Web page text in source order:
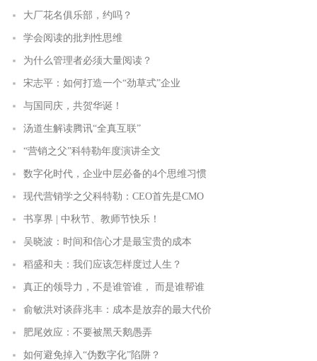
大厂花名俱乐部，约吗？
学会阅读的批判性思维
为什么管理者必须大量阅读？
宋志平：如何打造一个“劲草式”企业
与国同庆，共贺华诞！
汤道生解读腾讯“全真互联”
“营销之父”科特勒年度演讲全文
数字化时代，企业中层必备的4个思维习惯
现代营销学之父科特勒：CEO首先是CMO
书享界 | 中秋节、教师节快乐！
吴晓波：时间和信心才是最宝贵的成本
稻盛和夫：我们应该怎样度过人生？
真正的领导力，不是谁管谁， 而是谁帮谁
俞敏洪对谈薛兆丰：成本是放弃的最大代价
肥尾效应：不要被黑天鹅愚弄
如何避免掉入“伪数字化”陷阱？